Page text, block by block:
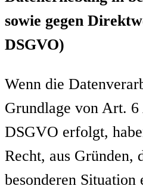
sowie gegen
DSGVO)
Wenn die
Grundlage von Art.
DSGVO erfolgt,
Recht, aus Gründen,
besonderen Situation